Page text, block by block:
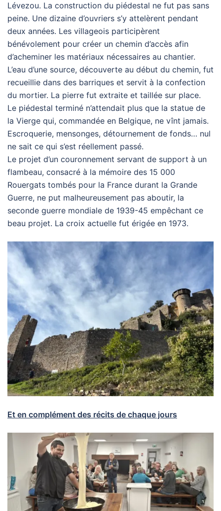
Lévezou. La construction du piédestal ne fut pas sans
peine. Une dizaine d’ouvriers s’y attelèrent pendant
deux années. Les villageois participèrent
bénévolement pour créer un chemin d’accès afin
d’acheminer les matériaux nécessaires au chantier.
L’eau d’une source, découverte au début du chemin, fut
recueillie dans des barriques et servit à la confection
du mortier. La pierre fut extraite et taillée sur place.
Le piédestal terminé n’attendait plus que la statue de
la Vierge qui, commandée en Belgique, ne vînt jamais.
Escroquerie, mensonges, détournement de fonds… nul
ne sait ce qui s’est réellement passé.
Le projet d’un couronnement servant de support à un
flambeau, consacré à la mémoire des 15 000
Rouergats tombés pour la France durant la Grande
Guerre, ne put malheureusement pas aboutir, la
seconde guerre mondiale de 1939-45 empêchant ce
beau projet. La croix actuelle fut érigée en 1973.
Et en complément des récits de chaque jours